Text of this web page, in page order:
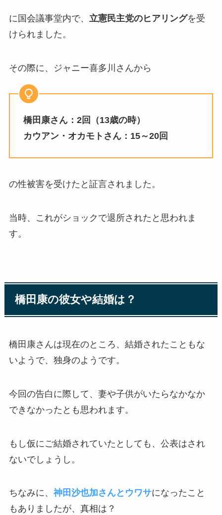
に国会議事堂内で、 立憲民主党のヒアリングを受
けられました。
その際に、ジャニー喜多川さんから
橋田康さん：2回（13歳の時）
カウアン・オカモトさん：15～20回
の性被害を受けたと証言されました。
当時、これがショックで退所されたと思われま
す。
橋田康の彼女や結婚は？
橋田康さんは現在のところ、結婚されたこともな
いようで、独身のようです。
今回の告白に際して、妻や子供がいたらなかなか
できなかったとも思われます。
もし仮にご結婚されていたとしても、公表はされ
ないでしょうし。
ちなみに、 神田沙也加さんとウワサになったこと
もありましたが、真相は？